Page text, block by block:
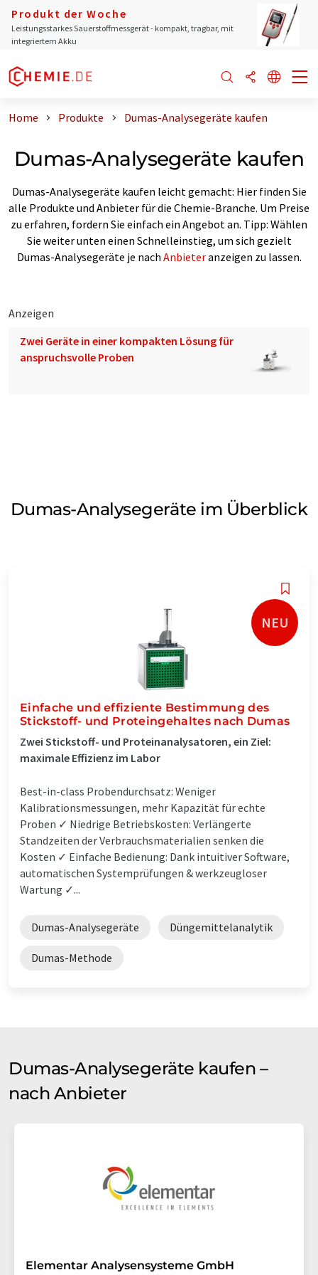
Produkt der Woche
Leistungsstarkes Sauerstoffmessgerät - kompakt, tragbar, mit
integriertem Akku
Home Produkte Dumas-Analysegeräte kaufen
Dumas-Analysegeräte kaufen
Dumas-Analysegeräte kaufen leicht gemacht: Hier finden Sie
alle Produkte und Anbieter für die Chemie-Branche. Um Preise
zu erfahren, fordern Sie einfach ein Angebot an. Tipp: Wählen
Sie weiter unten einen Schnelleinstieg, um sich gezielt
Dumas-Analysegeräte je nach Anbieteranzeigen zu lassen.
Anzeigen
Zwei Geräte in einer kompakten Lösung für
anspruchsvolle Proben
Dumas-Analysegeräte im Überblick
NEU
Einfache und effiziente Bestimmung des
Stickstoff- und Proteingehaltes nach Dumas
Zwei Stickstoff- und Proteinanalysatoren, ein Ziel:
maximale Effizienz im Labor
Best-in-class Probendurchsatz: Weniger
Kalibrationsmessungen, mehr Kapazität für echte
Proben ✓ Niedrige Betriebskosten: Verlängerte
Standzeiten der Verbrauchsmaterialien senken die
Kosten ✓ Einfache Bedienung: Dank intuitiver Software,
automatischen Systemprüfungen & werkzeugloser
Wartung ✓...
Dumas-Analysegeräte Düngemittelanalytik
Dumas-Methode
Dumas-Analysegeräte kaufen –
nach Anbieter
Elementar Analysensysteme GmbH